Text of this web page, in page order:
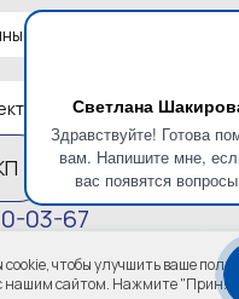
Светлана
Здравствуйте! Готова
вам. Напишите мне,
вас появятся
разъемы
03-67
чтобы улучшить ваше
нашим сайтом. Нажмите